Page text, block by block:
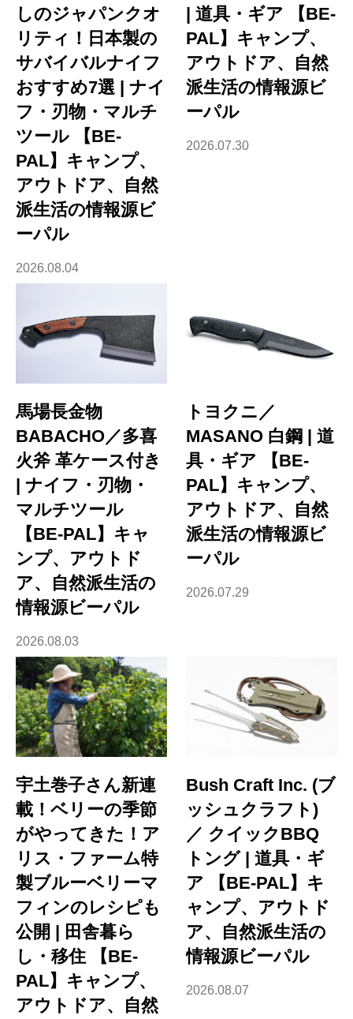
しのジャパンクオ
リティ！日本製の
サバイバルナイフ
おすすめ7選 | ナイ
フ・刃物・マルチ
ツール 【BE-
PAL】キャンプ、
アウトドア、自然
派生活の情報源ビ
ーパル
2026.08.04
| 道具・ギア 【BE-
PAL】キャンプ、
アウトドア、自然
派生活の情報源ビ
ーパル
2026.07.30
馬場長金物
BABACHO／多喜
火斧 革ケース付き
| ナイフ・刃物・
マルチツール
【BE-PAL】キャ
ンプ、アウトド
ア、自然派生活の
情報源ビーパル
2026.08.03
トヨクニ／
MASANO 白鋼 | 道
具・ギア 【BE-
PAL】キャンプ、
アウトドア、自然
派生活の情報源ビ
ーパル
2026.07.29
宇土巻子さん新連
載！ベリーの季節
がやってきた！ア
リス・ファーム特
製ブルーベリーマ
フィンのレシピも
公開 | 田舎暮ら
し・移住 【BE-
PAL】キャンプ、
アウトドア、自然
Bush Craft Inc. (ブ
ッシュクラフト)
／ クイックBBQ
トング | 道具・ギ
ア 【BE-PAL】キ
ャンプ、アウトド
ア、自然派生活の
情報源ビーパル
2026.08.07